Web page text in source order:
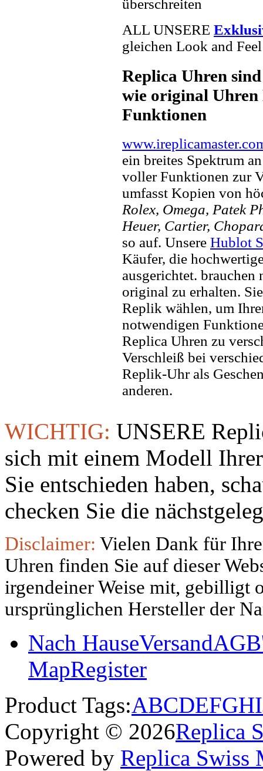
überschreiten
ALL UNSERE
gleichen Look and
Replica Uhren
wie original Uhren
Funktionen
ein breites Spektrum
voller Funktionen zur
umfasst Kopien von
Rolex, Omega, Patek
Heuer, Cartier,
so auf. Unsere Hublot
Käufer, die
ausgerichtet. brauchen
original zu erhalten.
Replik wählen, um
notwendigen
Replica Uhren zu
Verschleiß bei
Replik-Uhr als
anderen.
WICHTIG: UNSERE
sich mit einem Modell
Sie entschieden haben,
checken Sie die
Disclaimer: Vielen Dank für
Uhren finden Sie auf dieser
irgendeiner Weise mit, gebilligt
ursprünglichen Hersteller der
Nach HauseVersand
MapRegister
Product Tags:ABCDEFGHI
Copyright © 2026Replica
Powered by Replica Swiss